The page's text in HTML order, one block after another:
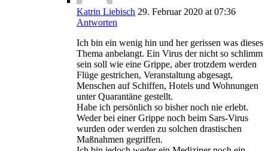
Katrin Liebisch 29. Februar 2020 at 07:36
Antworten
Ich bin ein wenig hin und her gerissen was dieses
Thema anbelangt. Ein Virus der nicht so schlimm
sein soll wie eine Grippe, aber trotzdem werden
Flüge gestrichen, Veranstaltung abgesagt,
Menschen auf Schiffen, Hotels und Wohnungen
unter Quarantäne gestellt.
Habe ich persönlich so bisher noch nie erlebt.
Weder bei einer Grippe noch beim Sars-Virus
wurden oder werden zu solchen drastischen
Maßnahmen gegriffen.